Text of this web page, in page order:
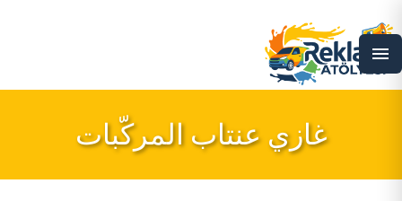
menu
غازي عنتاب المركّبات